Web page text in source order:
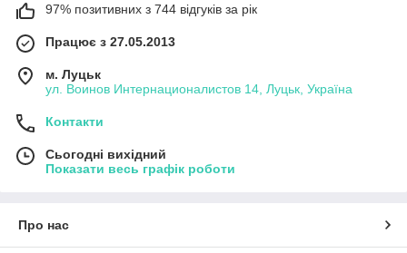
97% позитивних з 744 відгуків за рік
Працює з 27.05.2013
м. Луцьк
ул. Воинов Интернационалистов 14, Луцьк, Україна
Контакти
Сьогодні вихідний
Показати весь графік роботи
Про нас